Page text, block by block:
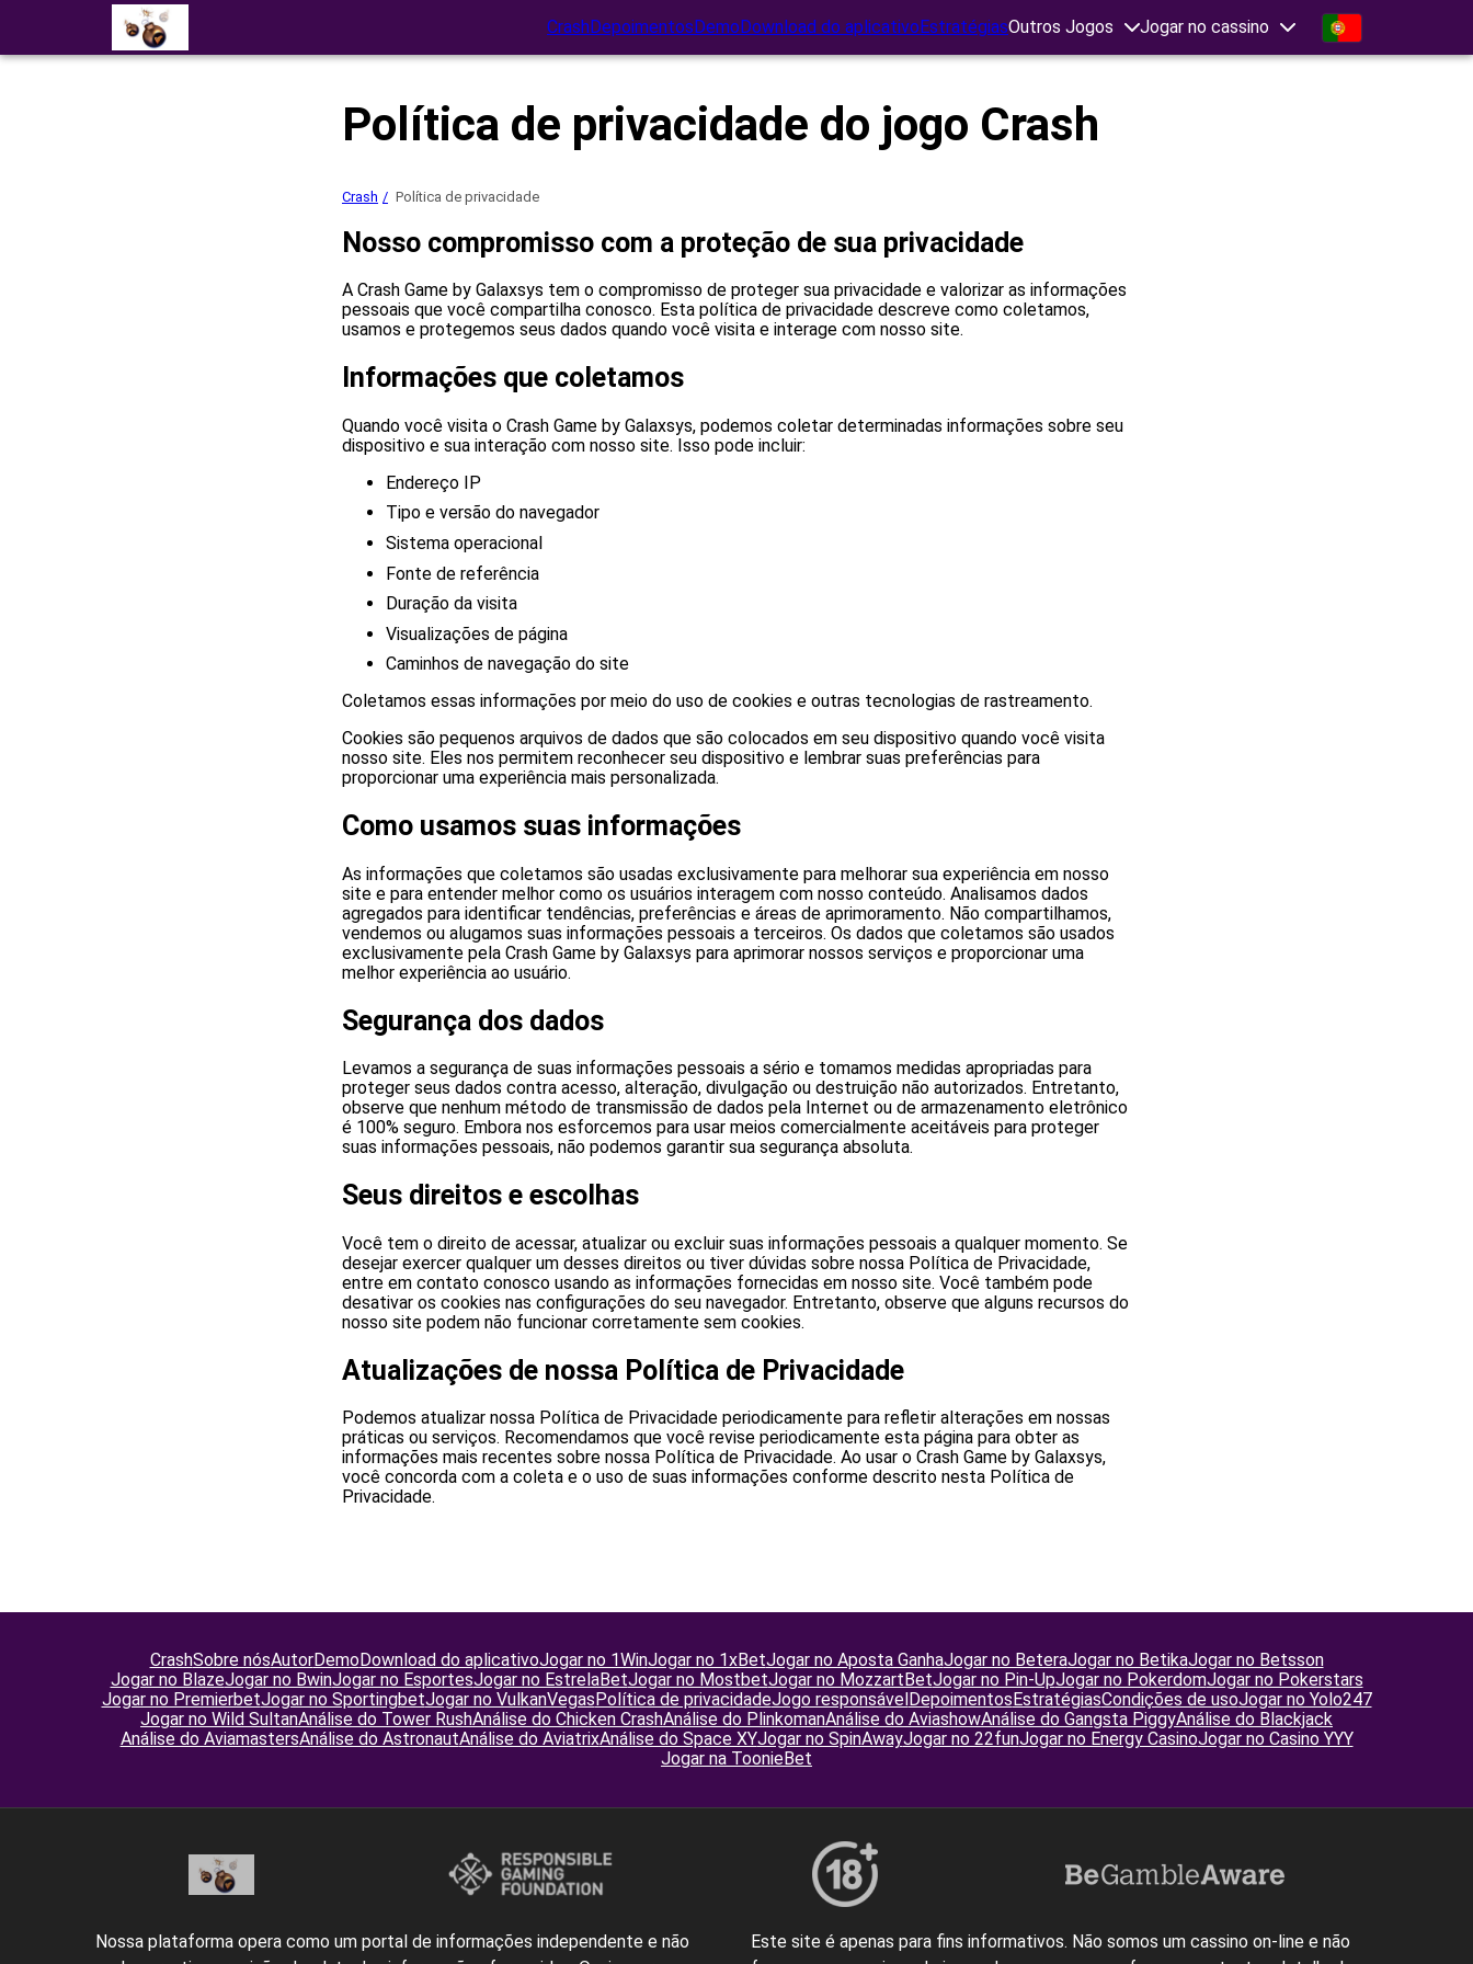
CrashDepoimentosDemoDownload do aplicativoEstratégiasOutros Jogos Jogar no cassino
Política de privacidade do jogo Crash
Crash Política de privacidade
Nosso compromisso com a proteção de sua privacidade
A Crash Game by Galaxsys tem o compromisso de proteger sua privacidade e valorizar as informações
pessoais que você compartilha conosco. Esta política de privacidade descreve como coletamos,
usamos e protegemos seus dados quando você visita e interage com nosso site.
Informações que coletamos
Quando você visita o Crash Game by Galaxsys, podemos coletar determinadas informações sobre seu
dispositivo e sua interação com nosso site. Isso pode incluir:
Endereço IP
Tipo e versão do navegador
Sistema operacional
Fonte de referência
Duração da visita
Visualizações de página
Caminhos de navegação do site
Coletamos essas informações por meio do uso de cookies e outras tecnologias de rastreamento.
Cookies são pequenos arquivos de dados que são colocados em seu dispositivo quando você visita
nosso site. Eles nos permitem reconhecer seu dispositivo e lembrar suas preferências para
proporcionar uma experiência mais personalizada.
Como usamos suas informações
As informações que coletamos são usadas exclusivamente para melhorar sua experiência em nosso
site e para entender melhor como os usuários interagem com nosso conteúdo. Analisamos dados
agregados para identificar tendências, preferências e áreas de aprimoramento. Não compartilhamos,
vendemos ou alugamos suas informações pessoais a terceiros. Os dados que coletamos são usados
exclusivamente pela Crash Game by Galaxsys para aprimorar nossos serviços e proporcionar uma
melhor experiência ao usuário.
Segurança dos dados
Levamos a segurança de suas informações pessoais a sério e tomamos medidas apropriadas para
proteger seus dados contra acesso, alteração, divulgação ou destruição não autorizados. Entretanto,
observe que nenhum método de transmissão de dados pela Internet ou de armazenamento eletrônico
é 100% seguro. Embora nos esforcemos para usar meios comercialmente aceitáveis para proteger
suas informações pessoais, não podemos garantir sua segurança absoluta.
Seus direitos e escolhas
Você tem o direito de acessar, atualizar ou excluir suas informações pessoais a qualquer momento. Se
desejar exercer qualquer um desses direitos ou tiver dúvidas sobre nossa Política de Privacidade,
entre em contato conosco usando as informações fornecidas em nosso site. Você também pode
desativar os cookies nas configurações do seu navegador. Entretanto, observe que alguns recursos do
nosso site podem não funcionar corretamente sem cookies.
Atualizações de nossa Política de Privacidade
Podemos atualizar nossa Política de Privacidade periodicamente para refletir alterações em nossas
práticas ou serviços. Recomendamos que você revise periodicamente esta página para obter as
informações mais recentes sobre nossa Política de Privacidade. Ao usar o Crash Game by Galaxsys,
você concorda com a coleta e o uso de suas informações conforme descrito nesta Política de
Privacidade.
CrashSobre nósAutorDemoDownload do aplicativoJogar no 1WinJogar no 1xBetJogar no Aposta GanhaJogar no BeteraJogar no BetikaJogar no Betsson
Jogar no BlazeJogar no BwinJogar no EsportesJogar no EstrelaBetJogar no MostbetJogar no MozzartBetJogar no Pin-UpJogar no PokerdomJogar no Pokerstars
Jogar no PremierbetJogar no SportingbetJogar no VulkanVegas Política de privacidadeJogo responsável Depoimentos EstratégiasCondições de usoJogar no Yolo247
Jogar no Wild SultanAnálise do Tower RushAnálise do Chicken CrashAnálise do PlinkomanAnálise do AviashowAnálise do Gangsta PiggyAnálise do Blackjack
Análise do AviamastersAnálise do AstronautAnálise do AviatrixAnálise do Space XYJogar no SpinAwayJogar no 22funJogar no Energy CasinoJogar no Casino YYY
Jogar na ToonieBet
Nossa plataforma opera como um portal de informações independente e não
Este site é apenas para fins informativos. Não somos um cassino on-line e não